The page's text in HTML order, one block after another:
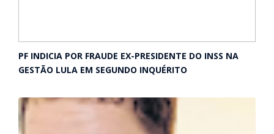
PF INDICIA POR FRAUDE EX-PRESIDENTE DO INSS NA
GESTÃO LULA EM SEGUNDO INQUÉRITO